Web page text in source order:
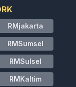
RMjakarta
RMSumsel
RMSulsel
RMKaltim